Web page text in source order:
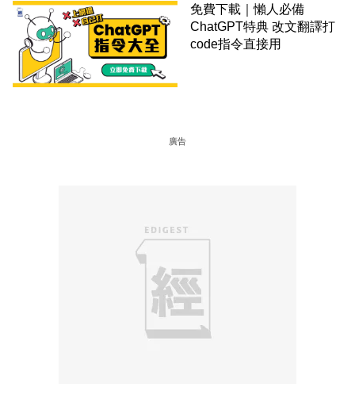
免費下載｜懶人必備
ChatGPT特典 改文翻譯打
code指令直接用
廣告